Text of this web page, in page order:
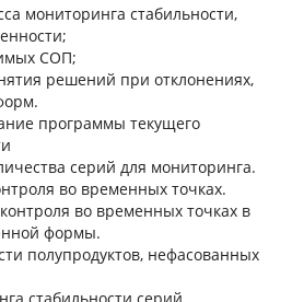
мониторинга стабильности,
СОП;
решений при отклонениях,
программы текущего
серий для мониторинга.
во временных точках.
во временных точках в
формы.
полупродуктов, нефасованных
стабильности серий